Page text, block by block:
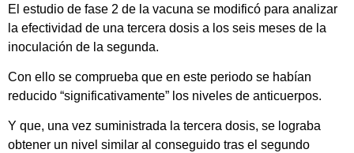
El estudio de fase 2 de la vacuna se modificó para analizar
la efectividad de una tercera dosis a los seis meses de la
inoculación de la segunda.
Con ello se comprueba que en este periodo se habían
reducido “significativamente” los niveles de anticuerpos.
Y que, una vez suministrada la tercera dosis, se lograba
obtener un nivel similar al conseguido tras el segundo